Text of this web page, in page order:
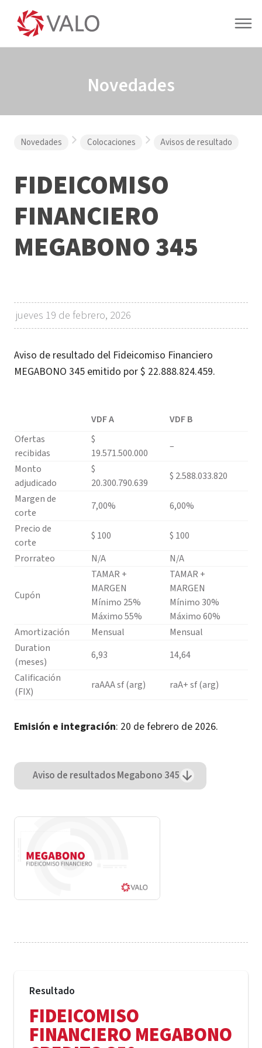
Novedades
Novedades Colocaciones Avisos de resultado
FIDEICOMISO
FINANCIERO
MEGABONO 345
jueves 19 de febrero, 2026
Aviso de resultado del Fideicomiso Financiero
MEGABONO 345 emitido por $ 22.888.824.459.
VDF A
VDF B
Ofertas
recibidas
$
19.571.500.000
–
Monto
adjudicado
$
20.300.790.639
$ 2.588.033.820
Margen de
corte
7,00%
6,00%
Precio de
corte
$ 100
$ 100
Prorrateo
N/A N/A
Cupón
TAMAR +
MARGEN
Mínimo 25%
Máximo 55%
TAMAR +
MARGEN
Mínimo 30%
Máximo 60%
Amortización
Mensual
Mensual
Duration
(meses)
6,93
14,64
Calificación
(FIX)
raAAA sf (arg) raA+ sf (arg)
Emisión e integración: 20 de febrero de 2026.
Aviso de resultados Megabono 345
Resultado
FIDEICOMISO
FINANCIERO MEGABONO